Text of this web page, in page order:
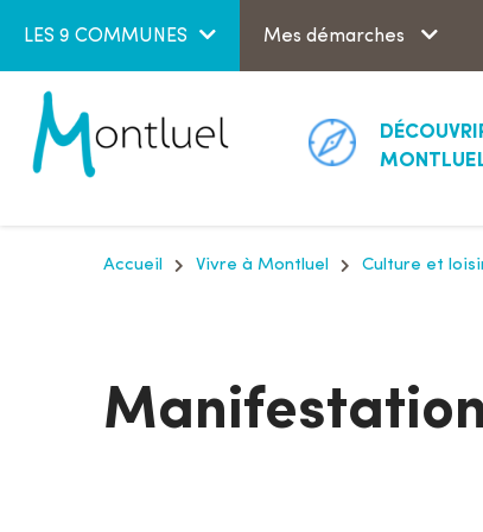
LES 9 COMMUNES Mes démarches
Accueil Vivre à Montluel Culture et